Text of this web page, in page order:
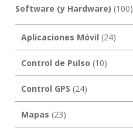
Software (y Hardware) (100)
Aplicaciones Móvil (24)
Control de Pulso (10)
Control GPS (24)
Mapas (23)